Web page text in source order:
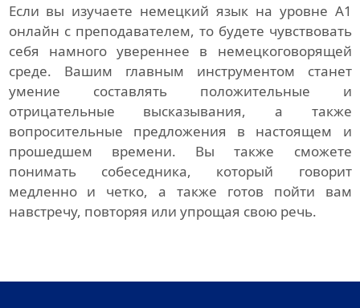
Если вы изучаете немецкий язык на уровне A1
онлайн с преподавателем, то будете чувствовать
себя намного увереннее в немецкоговорящей
среде. Вашим главным инструментом станет
умение составлять положительные и
отрицательные высказывания, а также
вопросительные предложения в настоящем и
прошедшем времени. Вы также сможете
понимать собеседника, который говорит
медленно и четко, а также готов пойти вам
навстречу, повторяя или упрощая свою речь.